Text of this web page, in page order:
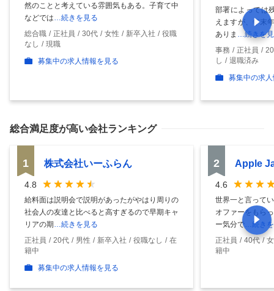
然のことと考えている雰囲気もある。子育て中
などでは …続きを見る
総合職
正社員 30代 女性 新卒入社
役職
なし
現職
募集中の求人情報を見る
部署によっては
えますが、年末
ありま
…続きを
事務
正社員
し
退職済み
募集中の求
総合満足度が高い会社ランキング
1 株式会社いーふらん
4.8
給料面は説明会で説明があったがやはり周りの
社会人の友達と比べると高すぎるので早期キャ
リアの期…続きを見る
正社員
20代 男性 新卒入社 役職なし
在
籍中
募集中の求人情報を見る
2 Apple
4.6
世界一と言って
オファーをもら
ー気分で…続き
正社員
40代
籍中